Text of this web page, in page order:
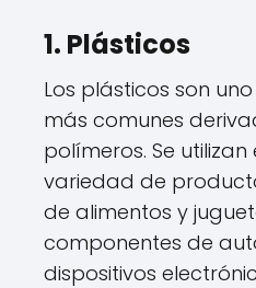
1. Plásticos
Los plásticos son
más comunes
polímeros. Se
variedad de
de alimentos y
componentes de
dispositivos